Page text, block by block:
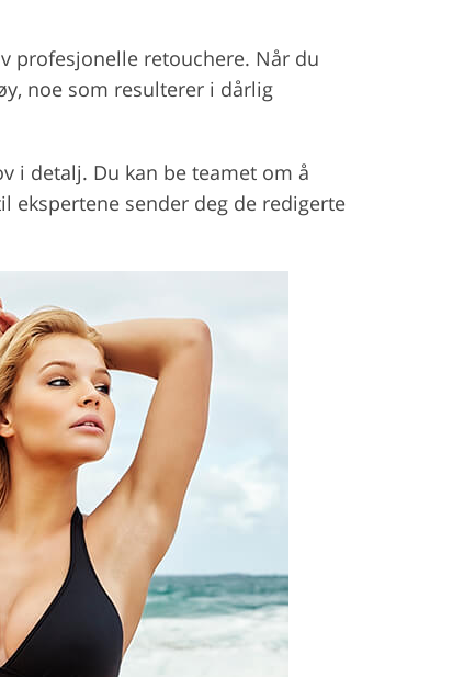
profesjonelle retouchere. Når du
noe som resulterer i dårlig
i detalj. Du kan be teamet om å
ekspertene sender deg de redigerte